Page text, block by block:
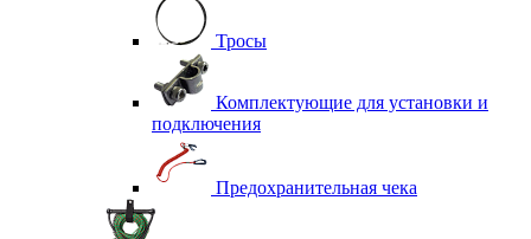
Тросы
Комплектующие для установки и
подключения
Предохранительная чека